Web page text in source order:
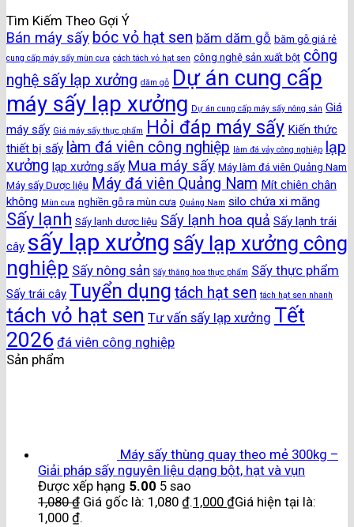
Tìm Kiếm Theo Gợi Ý
Bán máy sấy bóc vỏ hạt sen băm dăm gỗ băm gỗ giá rẻ
cung cấp máy sấy mùn cưa cách tách vỏ hạt sen công nghệ sản xuất bột công
nghệ sấy lạp xưởng dăm gỗ Dự án cung cấp
máy sấy lạp xưởng Dự án cung cấp máy sấy nông sản Giá
máy sấy Giá máy sấy thực phẩm Hỏi đáp máy sấy Kiến thức
thiết bị sấy làm đá viên công nghiệp làm đá vảy công nghiệp
lạp
xưởng lạp xưởng sấy Mua máy sấy Máy làm đá viên Quảng Nam
Máy sấy Dược liệu Máy đá viên Quảng Nam Mít chiên chân
không Mùn cưa nghiền gỗ ra mùn cưa Quảng Nam silo chứa xi măng
Sấy lạnh Sấy lạnh dược liệu Sấy lạnh hoa quả Sấy lạnh trái
cây sấy lạp xưởng sấy lạp xưởng công
nghiệp Sấy nông sản Sấy thăng hoa thực phẩm Sấy thực phẩm
Sấy trái cây Tuyển dụng tách hạt sen tách hạt sen nhanh
tách vỏ hạt sen Tư vấn sấy lạp xưởng Tết
2026 đá viên công nghiệp
Sản phẩm
Máy sấy thùng quay theo mẻ 300kg –
Giải pháp sấy nguyên liệu dạng bột, hạt và vụn
Được xếp hạng 5.00 5 sao
1,080₫ Giá gốc là: 1,080 ₫.1,000 ₫Giá hiện tại là:
1,000 ₫.